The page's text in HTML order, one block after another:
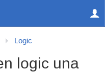
Logic
logic una